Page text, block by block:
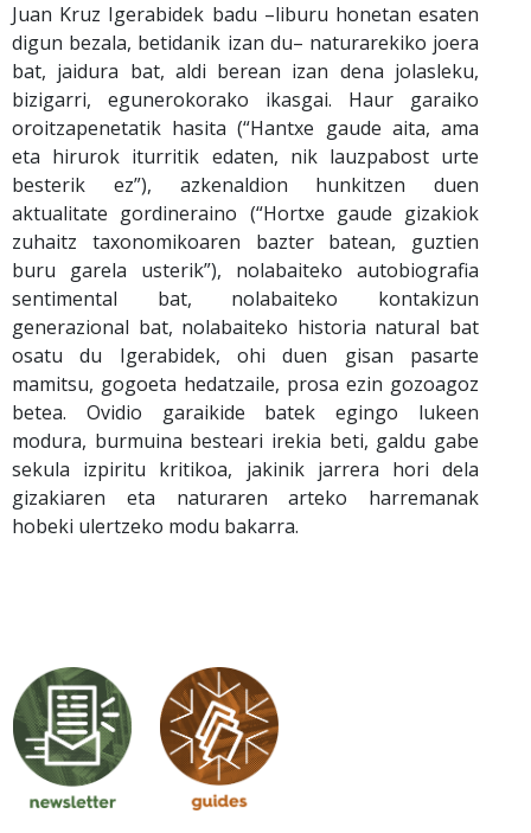
Juan Kruz Igerabidek badu –liburu honetan esaten
digun bezala, betidanik izan du– naturarekiko joera
bat, jaidura bat, aldi berean izan dena jolasleku,
bizigarri, egunerokorako ikasgai. Haur garaiko
oroitzapenetatik hasita (“Hantxe gaude aita, ama
eta hirurok iturritik edaten, nik lauzpabost urte
besterik ez”), azkenaldion hunkitzen duen
aktualitate gordineraino (“Hortxe gaude gizakiok
zuhaitz taxonomikoaren bazter batean, guztien
buru garela usterik”), nolabaiteko autobiografia
sentimental bat, nolabaiteko kontakizun
generazional bat, nolabaiteko historia natural bat
osatu du Igerabidek, ohi duen gisan pasarte
mamitsu, gogoeta hedatzaile, prosa ezin gozoagoz
betea. Ovidio garaikide batek egingo lukeen
modura, burmuina besteari irekia beti, galdu gabe
sekula izpiritu kritikoa, jakinik jarrera hori dela
gizakiaren eta naturaren arteko harremanak
hobeki ulertzeko modu bakarra.